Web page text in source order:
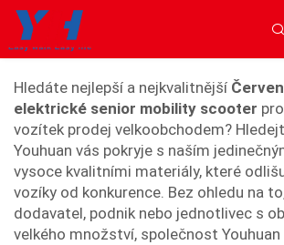
mobilní kolové
Hledáte nejlepší a nejkvalitnější
elektrické senior mobility scooter
vozítek prodej velkoobchodem?
Youhuan vás pokryje s naším
vysoce kvalitními materiály, které
vozíky od konkurence. Bez ohledu na
dodavatel, podnik nebo jednotlivec s
velkého množství, společnost